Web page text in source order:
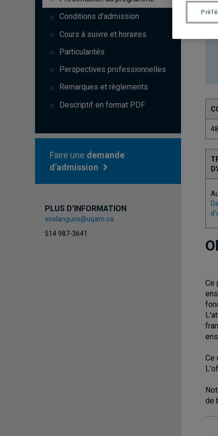
Conditions d'admission
Cours à suivre et horaires
Particularités
Perspectives professionnelles
Remarques et règlements
Descriptif en format PDF
Faire une demande
d'admission
PLUS D'INFORMATION
enslangues@uqam.ca
514 987-3641
Ce
Ce
de